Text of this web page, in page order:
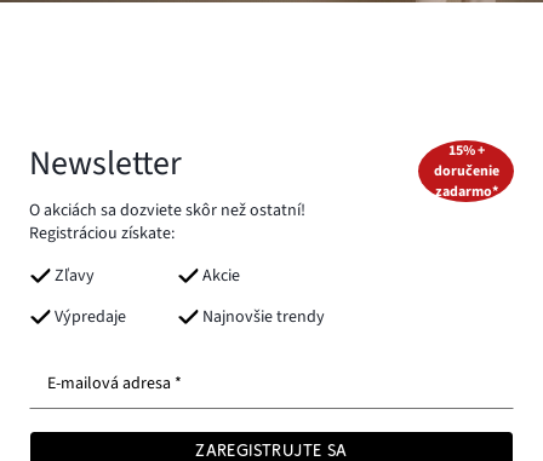
Newsletter
O akciách sa dozviete skôr než ostatní!
Registráciou získate:
Zľavy
Akcie
Výpredaje
Najnovšie trendy
15% +
doručenie
zadarmo*
E-mailová adresa *
ZAREGISTRUJTE SA